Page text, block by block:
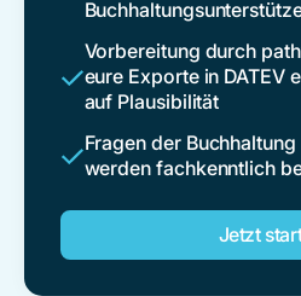
Vorbereitung durch
eure Exporte in DATEV
auf Plausibilität
Fragen der
werden fachkenntlich
Jetzt